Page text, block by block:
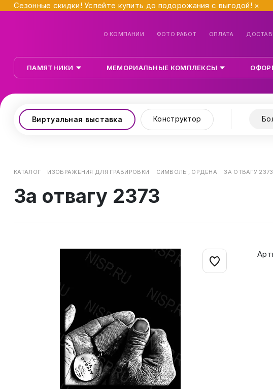
Сезонные скидки! Успейте купить до подорожания с выгодой! ×
О КОМПАНИИ ФОТО РАБОТ ОПЛАТА
ПАМЯТНИКИ МЕМОРИАЛЬНЫЕ КОМПЛЕКСЫ
Виртуальная выставка Конструктор
КАТАЛОГ ИЗОБРАЖЕНИЯ ДЛЯ ГРАВИРОВКИ СИМВОЛЫ, ОРДЕНА ЗА ОТВАГУ 2373
За отвагу 2373